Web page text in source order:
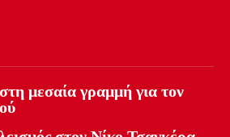
μεσαία γραμμή για τον